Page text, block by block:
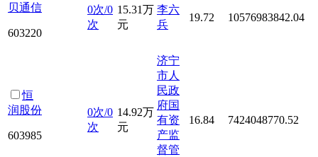
贝通信
603220
0次/0
次
15.31万
元
李六
兵
19.72 10576983842.04
恒
润股份
603985
0次/0
次
14.92万
元
济宁
市人
民政
府国
有资
产监
督管
16.84 7424048770.52